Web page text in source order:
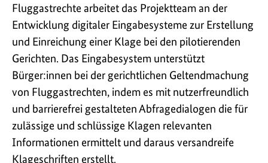
Fluggastrechte arbeitet das Projektteam an der
Entwicklung digitaler Eingabesysteme zur Erstellung
und Einreichung einer Klage bei den pilotierenden
Gerichten. Das Eingabesystem unterstützt
Bürger:innen bei der gerichtlichen Geltendmachung
von Fluggastrechten, indem es mit nutzerfreundlich
und barrierefrei gestalteten Abfragedialogen die für
zulässige und schlüssige Klagen relevanten
Informationen ermittelt und daraus versandreife
Klageschriften erstellt.